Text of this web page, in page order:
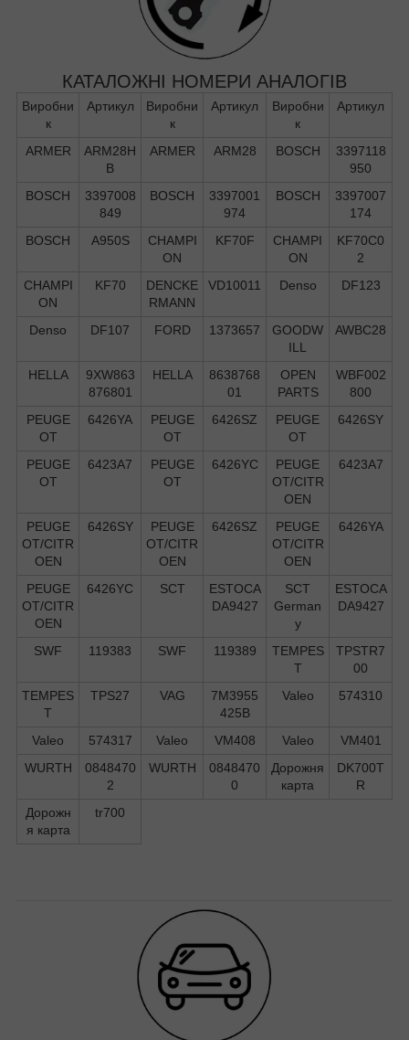
КАТАЛОЖНІ НОМЕРИ АНАЛОГІВ
Виробни
к
Артикул
Виробни
к
Артикул
Виробни
к
Артикул
ARMER
ARM28H
B
ARMER ARM28 BOSCH
3397118
950
BOSCH
3397008
849
BOSCH
3397001
974
BOSCH
3397007
174
BOSCH
A950S
CHAMPI
ON
KF70F
CHAMPI
ON
KF70C0
2
CHAMPI
ON
KF70
DENCKE
RMANN
VD10011 Denso DF123
Denso DF107 FORD 1373657
GOODW
ILL
AWBC28
HELLA
9XW863
876801
HELLA
8638768
01
OPEN
PARTS
WBF002
800
PEUGE
OT
6426YA
PEUGE
OT
6426SZ
PEUGE
OT
6426SY
PEUGE
OT
6423A7
PEUGE
OT
6426YC
PEUGE
OT/CITR
OEN
6423A7
PEUGE
OT/CITR
OEN
6426SY
PEUGE
OT/CITR
OEN
6426SZ
PEUGE
OT/CITR
OEN
6426YA
PEUGE
OT/CITR
OEN
6426YC SCT
ESTOCA
DA9427
SCT
German
y
ESTOCA
DA9427
SWF 119383 SWF 119389
TEMPES
T
TPSTR7
00
TEMPES
T
TPS27 VAG
7M3955
425B
Valeo 574310
Valeo 574317 Valeo VM408 Valeo
VM401
WURTH
0848470
2
WURTH
0848470
0
Дорожня
карта
DK700T
R
Дорожн
я карта
tr700